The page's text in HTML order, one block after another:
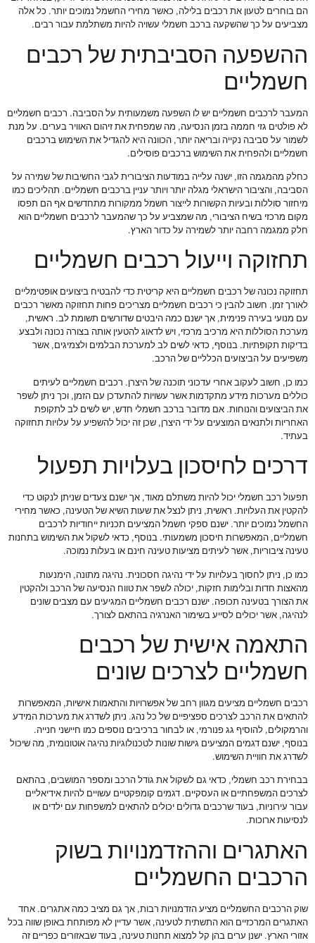
הם בוחרים לטעון את רכבים בלילה, כאשר מחירי החשמל נמוכים יותר. כל אלה
מצביעים על כך שהשקעה ברכב חשמלי עשויה להיות משתלמת עבור רבים.
ההשפעה הסביבתית של רכבים
חשמליים
המעבר לרכבים חשמליים יש לו השפעה משמעותית על הסביבה. רכבים חשמליים
לא פולטים גזי חממה בזמן הנסיעה, מה שמפחית את זיהום האוויר בערים. על מנת
לשמור על סביבה נקייה ובריאה יותר, הכוונה היא להגדיל את השימוש ברכבים
חשמליים ולהפחית את השימוש ברכבים פוסילים.
כחלק מהמגמה הזו, ישנה עלייה במודעות הציבורית לגבי החשיבות של שמירה על
הסביבה, והציבור הישראלי מגלה יותר ויותר עניין ברכבים חשמליים. תהליכים כמו
מיחזור סוללות ובעיות הקשורות לייצור חשמל ממקורות מתחדשים אף הם תפסו
מקום מרכזי בשיח הציבורי, מה שמצביע על כך שהמעבר לרכבים חשמליים הוא
חלק ממגמה רחבה יותר לשמירה על כדור הארץ.
תחזוקה וייעול רכבים חשמליים
תחזוקה נכונה של רכבים חשמליים היא קריטית כדי להבטיח ביצועים אופטימליים
לאורך זמן. חשוב להבין כי רכבים חשמליים מצריכים פחות תחזוקה מאשר רכבים
עם מנועי בעירה פנימית, אך ישנם כמה היבטים שדורשים תשומת לב. ראשית,
מערכת הסוללות היא מרכיב מרכזי, ויש לדאוג להטעין אותה בצורה נכונה ולבצע
בדיקות תקופתיות. בנוסף, כדאי לשים לב למערכת הבלמים ולצמיגים, אשר
משפיעים על הביצועים הכלליים של הרכב.
כמו כן, חשוב לעקוב אחרי עדכוני תוכנה של היצרן. רכבים חשמליים לעיתים
כוללים מערכות מידע מתקדמות אשר עשויות להתעדכן עם הזמן, וכך ניתן לשפר
את הביצועים והנוחות. אם מדובר ברכב חשמלי חדש, יש לשים לב לתקופת
האחריות ולתנאים המוצעים על ידי היצרן, שכן זה יכול להשפיע על עלויות תחזוקה
בעתיד.
דרכים לחיסכון בעלויות תפעול
תפעול רכב חשמלי יכול להיות משתלם מאוד, אך ישנם צעדים שניתן לנקוט כדי
להקטין את העלויות. ראשית, ניתן לנצל את שעות השיא של הטעינה, כאשר מחירי
החשמל נמוכים יותר. ישנם ספקי חשמל המציעים תכניות ייחודיות לרכבים
חשמליים, המאפשרות חיסכון משמעותי. בנוסף, כדאי לשקול את השימוש בתחנות
טעינה ציבוריות, אשר לעיתים מציעות טעינה חינם או בעלות נמוכה.
כמו כן, ניתן לחסוך בעלויות על ידי נהיגה חסכונית. נהיגה מתונה, הימנעות
מהאצות חדות ובלימות חזקות, יכולה לשפר את טווח הנסיעה של הרכב ולהקטין
את הצורך בטעינה תכופה. ישנם רכבים חשמליים המגיעים עם מצבים שונים
לנהיגה, אשר יכולים לסייע בשימור האנרגיה בהתאם לצורך.
התאמה אישית של רכבים
חשמליים לצרכים שונים
רכבים חשמליים מציעים מגוון רחב של אפשרויות והתאמות אישיות, המאפשרות
להתאים את הרכב לצרכים ספציפיים של כל נהג. ניתן לשדרג את מערכות המידע
והרמקולים, להוסיף גג פנורמי, או לבחור ברכיבים נוספים כמו חיישני חנייה.
בנוסף, ישנם דגמים המציעים גישות שונות לטכנולוגיות נהיגה אוטונומית, מה שיכול
לשדרג את חוויית השימוש.
בבחירת רכב חשמלי, כדאי גם לשקול את גודל הרכב ומספר המושבים, בהתאם
לצרכים המשפחתיים או העסקיים. דגמים קומפקטיים עשויים להיות אידיאליים
עבור עירוניות, בעוד שרכבים גדולים יכולים להתאים למשפחות עם ילדים או
לנסיעות ארוכות.
האתגרים וההזדמנויות בשוק
הרכבים החשמליים
שוק הרכבים החשמליים מציע הזדמנויות רבות, אך גם מציב כמה אתגרים. אחד
האתגרים המרכזיים הוא התשתית לטעינה, אשר עדיין לא מפותחת באופן שווה בכל
אזורי הארץ. ישנן ערים בהן קל למצוא תחנות טעינה, בעוד שבאזורים כפריים זה